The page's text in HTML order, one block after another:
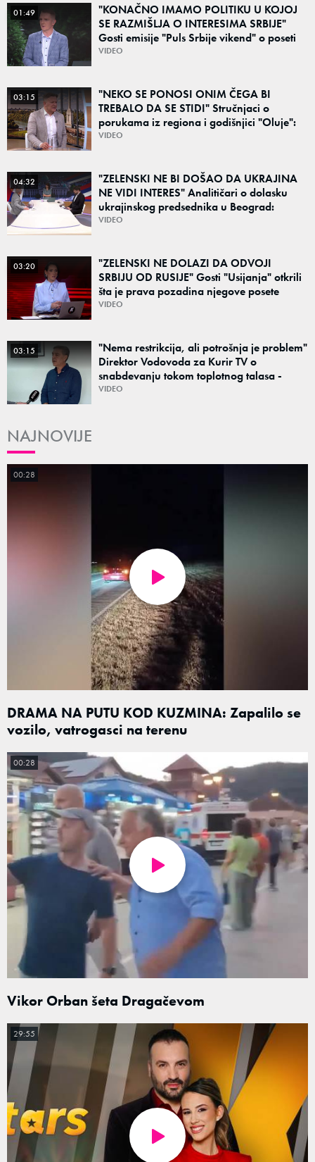
01:49
"KONAČNO IMAMO POLITIKU U KOJOJ
SE RAZMIŠLJA O INTERESIMA SRBIJE"
Gosti emisije "Puls Srbije vikend" o poseti
Zelenskog Beogradu: "Otvaraju se nova
VIDEO
03:15
"NEKO SE PONOSI ONIM ČEGA BI
TREBALO DA SE STIDI" Stručnjaci o
porukama iz regiona i godišnjici "Oluje":
"Ponos na stradanje je anticivilizacijska
VIDEO
04:32
"ZELENSKI NE BI DOŠAO DA UKRAJINA
NE VIDI INTERES" Analitičari o dolasku
ukrajinskog predsednika u Beograd:
"Srbija može da razgovara sa svima"
VIDEO
03:20
"ZELENSKI NE DOLAZI DA ODVOJI
SRBIJU OD RUSIJE" Gosti "Usijanja" otkrili
šta je prava pozadina njegove posete
Beogradu
VIDEO
03:15
"Nema restrikcija, ali potrošnja je problem"
Direktor Vodovoda za Kurir TV o
snabdevanju tokom toplotnog talasa -
Poznato kakva je situacija sa vodom
VIDEO
NAJNOVIJE
DRAMA NA PUTU KOD KUZMINA: Zapalilo se
vozilo, vatrogasci na terenu
00:28
Vikor Orban šeta Dragačevom
00:28
29:55